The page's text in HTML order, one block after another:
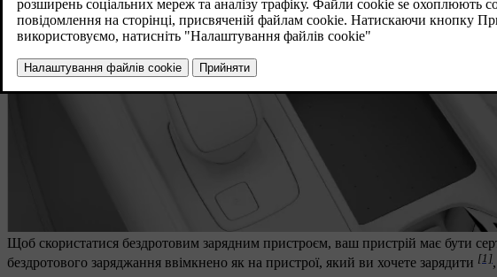
Щоб скористатися бездротовим зарядним пристроєм, ваш пристрій має бути
бездротового заряджання ввімкнено як на пристрої, який ви хочете зарядити [1]